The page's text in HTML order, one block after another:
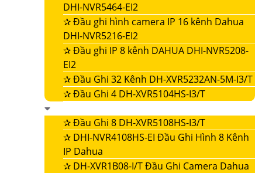
DHI-NVR5464-EI2
✰Đầu ghi hình camera IP 16 kênh Dahua
DHI-NVR5216-EI2
✰Đầu ghi IP 8 kênh DAHUA DHI-NVR5208-
EI2
✰Đầu Ghi 32 Kênh DH-XVR5232AN-5M-I3/T
✰Đầu Ghi 4 DH-XVR5104HS-I3/T
✰Đầu Ghi 8 DH-XVR5108HS-I3/T
✰ DHI-NVR4108HS-EI Đầu Ghi Hình 8 Kênh
IP Dahua
✰ DH-XVR1B08-I/T Đầu Ghi Camera Dahua